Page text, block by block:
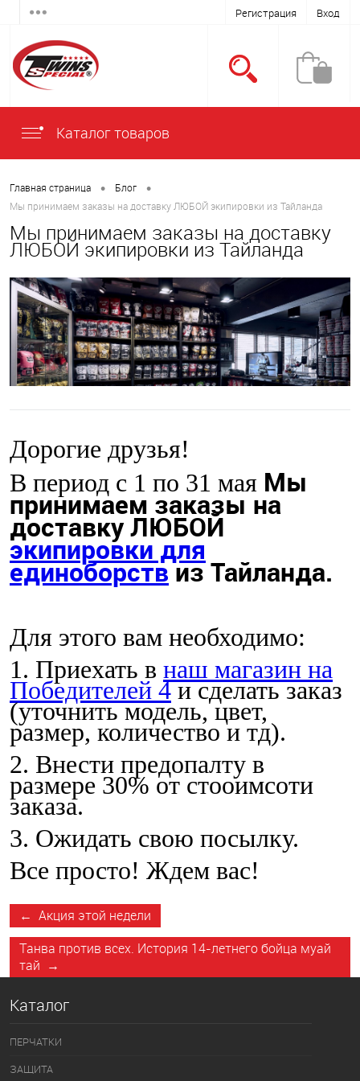
Регистрация Вход
Каталог товаров
Главная страница • Блог •
Мы принимаем заказы на доставку ЛЮБОЙ экипировки из Тайланда
Мы принимаем заказы на доставку
ЛЮБОЙ экипировки из Тайланда
Дорогие друзья!
В период с 1 по 31 мая Мы
принимаем заказы на
доставку ЛЮБОЙ
экипировки для
единоборствиз Тайланда.
Для этого вам необходимо:
1. Приехать в наш магазин на
Победителей 4и сделать заказ
(уточнить модель, цвет,
размер, количество и тд).
2. Внести предопалту в
размере 30% от стооимсоти
заказа.
3. Ожидать свою посылку.
Все просто! Ждем вас!
← Акция этой недели
Танва против всех. История 14-летнего бойца муай
тай →
Каталог
ПЕРЧАТКИ
ЗАЩИТА